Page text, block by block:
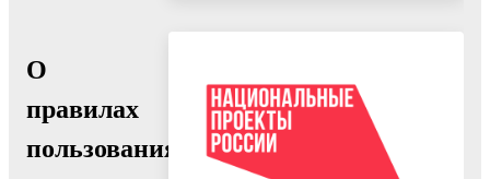
О
правилах
пользования